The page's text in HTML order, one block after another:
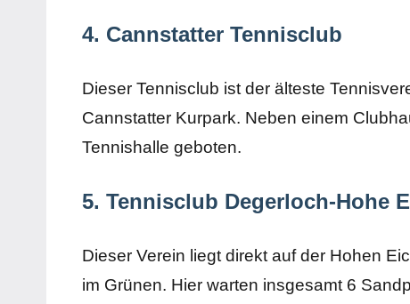
4. Cannstatter Tennisclub
Dieser Tennisclub ist der älteste
Cannstatter Kurpark. Neben einem
Tennishalle geboten.
5. Tennisclub Degerloch-Hohe
Dieser Verein liegt direkt auf der Hohen
im Grünen. Hier warten insgesamt 6